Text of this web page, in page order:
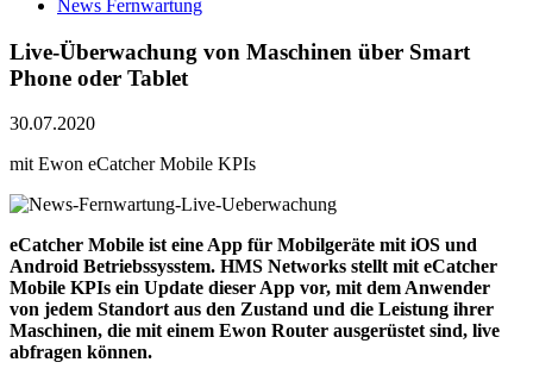
News Fernwartung
Live-Überwachung von Maschinen über Smart
Phone oder Tablet
30.07.2020
mit Ewon eCatcher Mobile KPIs
eCatcher Mobile ist eine App für Mobilgeräte mit iOS und
Android Betriebssysstem. HMS Networks stellt mit eCatcher
Mobile KPIs ein Update dieser App vor, mit dem Anwender
von jedem Standort aus den Zustand und die Leistung ihrer
Maschinen, die mit einem Ewon Router ausgerüstet sind, live
abfragen können.